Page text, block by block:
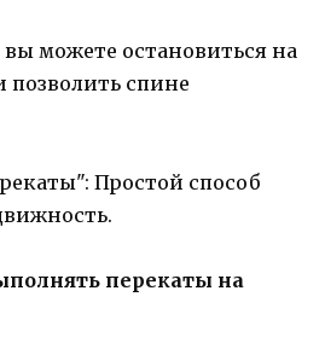
можете остановиться на
позволить спине
перекаты на